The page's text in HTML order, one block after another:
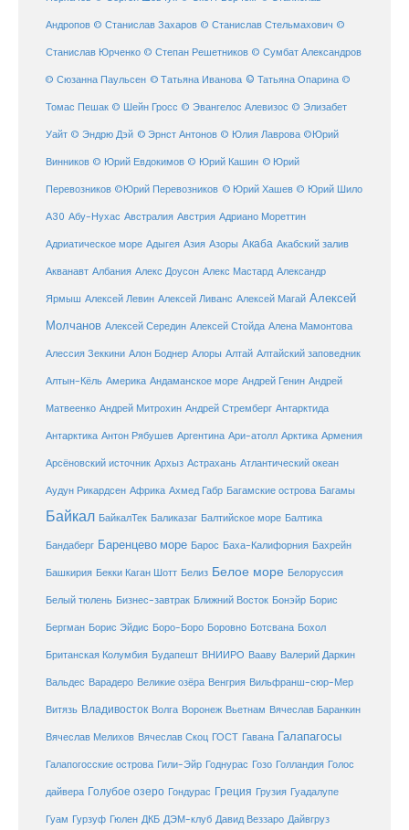
Андропов © Станислав Захаров © Станислав Стельмахович ©
Станислав Юрченко © Степан Решетников © Сумбат Александров
© Сюзанна Паульсен © Татьяна Иванова © Татьяна Опарина ©
Томас Пешак © Шейн Гросс © Эвангелос Алевизос © Элизабет
Уайт © Эндрю Дэй © Эрнст Антонов © Юлия Лаврова ©Юрий
Винников © Юрий Евдокимов © Юрий Кашин © Юрий
Перевозников ©Юрий Перевозников © Юрий Хашев © Юрий Шило
А30 Абу-Нухас Австралия Австрия Адриано Мореттин
Адриатическое море Адыгея Азия Азоры Акаба Акабский залив
Акванавт Албания Алекс Доусон Алекс Мастард Александр
Ярмыш Алексей Левин Алексей Ливанс Алексей Магай Алексей
Молчанов Алексей Середин Алексей Стойда Алена Мамонтова
Алессия Зеккини Алон Боднер Алоры Алтай Алтайский заповедник
Алтын-Кёль Америка Андаманское море Андрей Генин Андрей
Матвеенко Андрей Митрохин Андрей Стремберг Антарктида
Антарктика Антон Рябушев Аргентина Ари-атолл Арктика Армения
Арсёновский источник Архыз Астрахань Атлантический океан
Аудун Рикардсен Африка Ахмед Габр Багамские острова Багамы
Байкал БайкалТек Баликазаг Балтийское море Балтика
Бандаберг Баренцево море Барос Баха-Калифорния Бахрейн
Башкирия Бекки Каган Шотт Белиз Белое море Белоруссия
Белый тюлень Бизнес-завтрак Ближний Восток Бонэйр Борис
Бергман Борис Эйдис Боро-Боро Боровно Ботсвана Бохол
Британская Колумбия Будапешт ВНИИРО Вааву Валерий Даркин
Вальдес Варадеро Великие озёра Венгрия Вильфранш-сюр-Мер
Витязь Владивосток Волга Воронеж Вьетнам Вячеслав Баранкин
Вячеслав Мелихов Вячеслав Скоц ГОСТ Гавана Галапагосы
Галапогосские острова Гили-Эйр Годнурас Гозо Голландия Голос
дайвера Голубое озеро Гондурас Греция Грузия Гуадалупе
Гуам Гурзуф Гюлен ДКБ ДЭМ-клуб Давид Веззаро Дайвгруз